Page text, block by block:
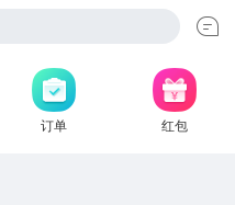
订单 红包